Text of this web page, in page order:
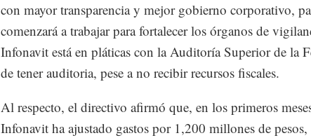
con mayor transparencia y mejor gobierno corporativo,
comenzará a trabajar para fortalecer los órganos de
Infonavit está en pláticas con la Auditoría Superior de la
de tener auditoria, pese a no recibir recursos fiscales.
Al respecto, el directivo afirmó que, en los primeros
Infonavit ha ajustado gastos por 1,200 millones de